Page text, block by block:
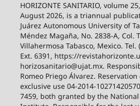
HORIZONTE SANITARIO, volume
August 2026, is a triannual
Juárez Autonomous University of
Méndez Magaña, No. 2838-A, Col.
Villahermosa Tabasco, Mexico. Tel.
Ext. 6391, https://
horizosanitario@ujat.mx.
Romeo Priego Álvarez.
exclusive use 04-2014-
7459, both granted by the